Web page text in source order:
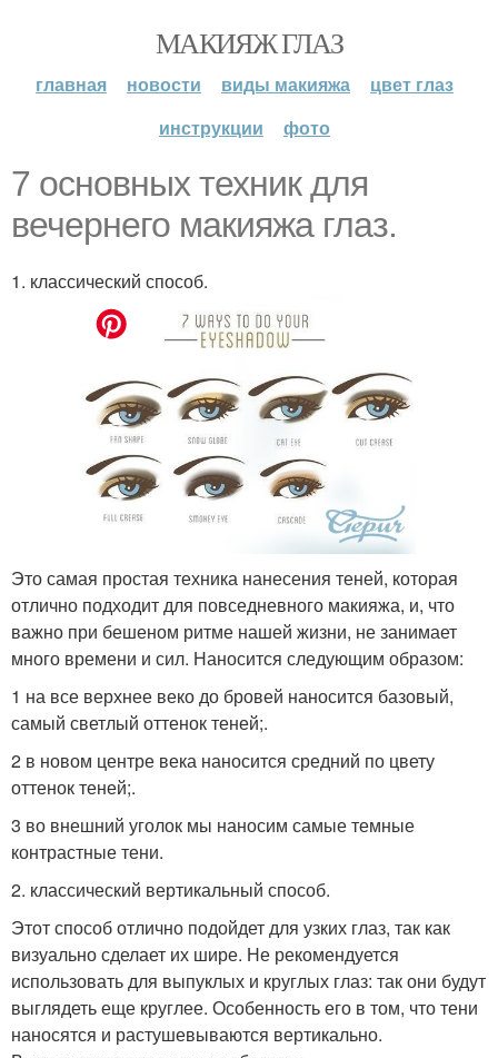
МАКИЯЖ ГЛАЗ
главная новости виды макияжа
цвет глаз
инструкции
фото
7 основных техник для
вечернего макияжа глаз.
1. классический способ.
Это самая простая техника нанесения теней, которая
отлично подходит для повседневного макияжа, и, что
важно при бешеном ритме нашей жизни, не занимает
много времени и сил. Наносится следующим образом:
1 на все верхнее веко до бровей наносится базовый,
самый светлый оттенок теней;.
2 в новом центре века наносится средний по цвету
оттенок теней;.
3 во внешний уголок мы наносим самые темные
контрастные тени.
2. классический вертикальный способ.
Этот способ отлично подойдет для узких глаз, так как
визуально сделает их шире. Не рекомендуется
использовать для выпуклых и круглых глаз: так они будут
выглядеть еще круглее. Особенность его в том, что тени
наносятся и растушевываются вертикально.